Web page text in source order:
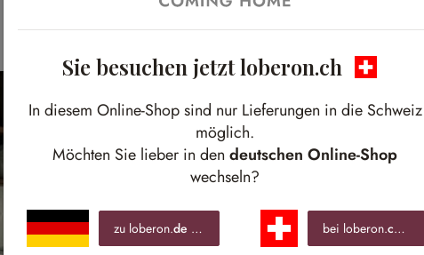
Sie besuchen jetzt loberon.ch
In diesem Online-Shop sind nur Lieferungen in die Schweiz
möglich.
Möchten Sie lieber in den deutschen Online-Shop
wechseln?
zu loberon.de bei loberon.ch